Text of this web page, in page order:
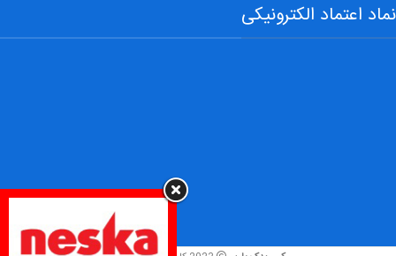
نماد اعتماد الکترونیکی